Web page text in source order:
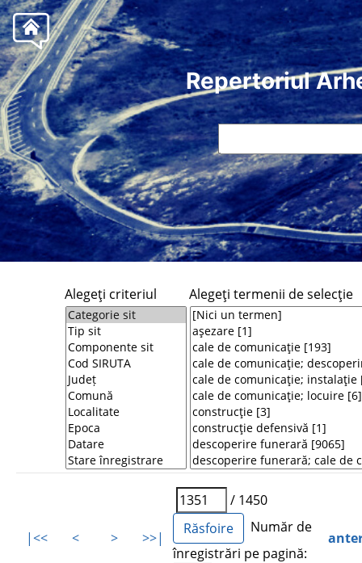
Repertoriul
Alegeţi criteriul Alegeţi termenii de selecţie
|<< < > >>|
/ 1450
Număr de
înregistrări pe pagină: